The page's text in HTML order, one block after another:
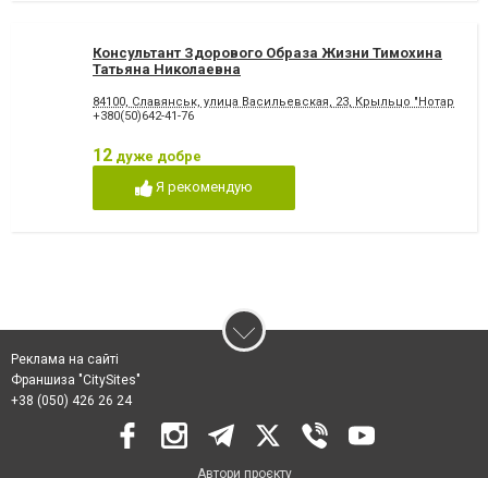
Консультант Здорового Образа Жизни Тимохина
Татьяна Николаевна
84100, Славянськ, улица Васильевская, 23, Крыльцо
+380(50)642-41-76
12 дуже добре
Я рекомендую
Реклама на сайті
Франшиза "CitySites"
+38 (050) 426 26 24
Автори проєкту